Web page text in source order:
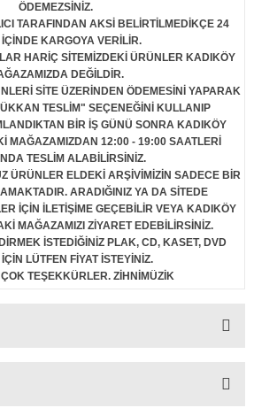
ÖDEMEZSİNİZ.
TARAFINDAN AKSİ BELİRTİLMEDİKÇE 24
KARGOYA VERİLİR.
HARİÇ SİTEMİZDEKİ ÜRÜNLER KADIKÖY
DEĞİLDİR.
SİTE ÜZERİNDEN ÖDEMESİNİ YAPARAK
TESLİM" SEÇENEĞİNİ KULLANIP
BİR İŞ GÜNÜ SONRA KADIKÖY
MAĞAZAMIZDAN 12:00 - 19:00 SAATLERİ
TESLİM ALABİLİRSİNİZ.
ÜRÜNLER ELDEKİ ARŞİVİMİZİN SADECE BİR
ARADIĞINIZ YA DA SİTEDE
İÇİN İLETİŞİME GEÇEBİLİR VEYA KADIKÖY
MAĞAZAMIZI ZİYARET EDEBİLİRSİNİZ.
İSTEDİĞİNİZ PLAK, CD, KASET, DVD
LÜTFEN FİYAT İSTEYİNİZ.
ÇOK TEŞEKKÜRLER. ZİHNİMÜZİK